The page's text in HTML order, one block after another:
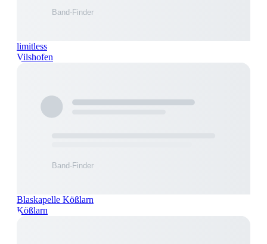
limitless
Vilshofen
Blaskapelle Kößlarn
Kößlarn